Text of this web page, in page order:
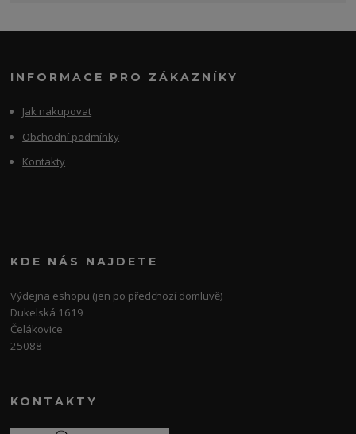
INFORMACE PRO ZÁKAZNÍKY
Jak nakupovat
Obchodní podmínky
Kontakty
KDE NÁS NAJDETE
Výdejna eshopu (jen po předchozí domluvě)
Dukelská 1619
Čelákovice
25088
KONTAKTY